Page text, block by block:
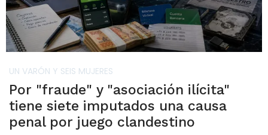
UN VARÓN Y SEIS MUJERES
Por "fraude" y "asociación ilícita"
tiene siete imputados una causa
penal por juego clandestino